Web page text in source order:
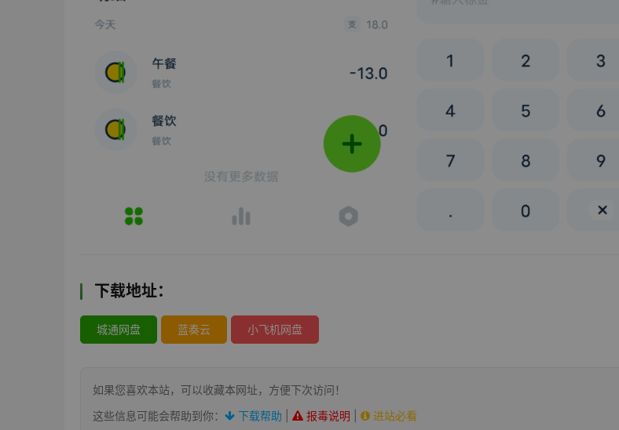
下载地址：
城通网盘 蓝奏云 小飞机网盘
如果您喜欢本站，可以收藏本网址，方便下次访问！
这些信息可能会帮助到你：
下载帮助 报毒说明
进站必看